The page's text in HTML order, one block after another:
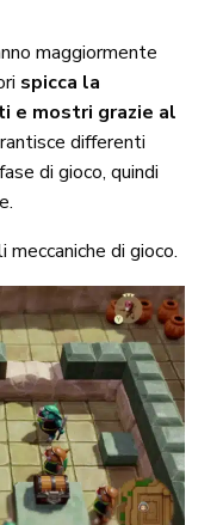
maggiormente
spicca la
e mostri grazie al
differenti
di gioco, quindi
di gioco.